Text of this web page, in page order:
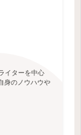
イターを中心
身のノウハウや